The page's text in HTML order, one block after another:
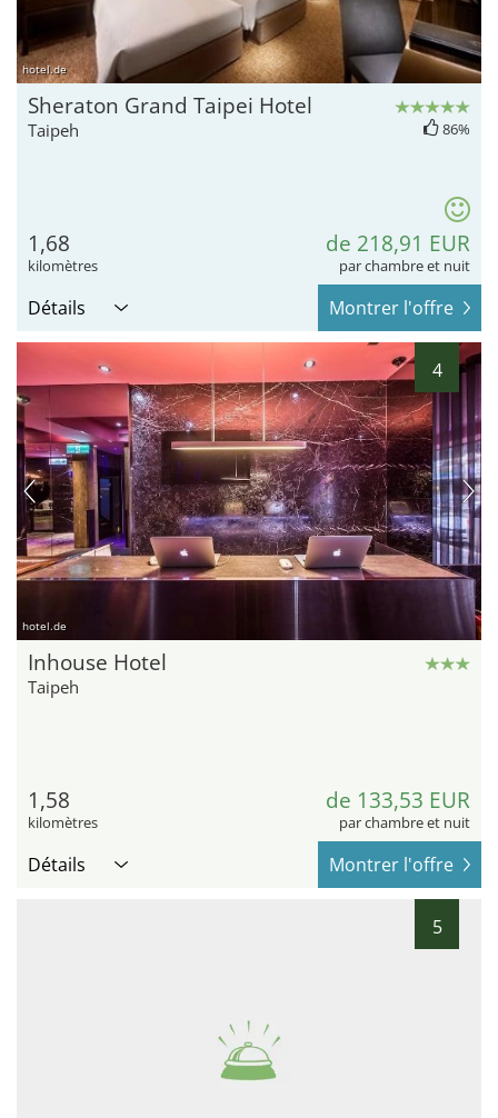
hotel.de
Sheraton Grand Taipei Hotel
Taipeh 86%
1,68
kilomètres
de 218,91 EUR
par chambre et nuit
Détails Montrer l'offre
4
hotel.de
Inhouse Hotel
Taipeh
1,58
kilomètres
de 133,53 EUR
par chambre et nuit
Détails Montrer l'offre
5